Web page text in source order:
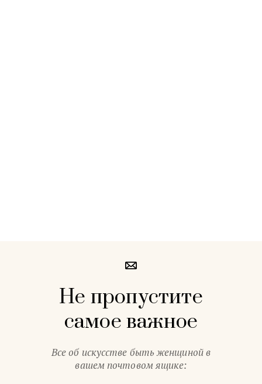
Не пропустите
самое важное
Все об искусстве быть женщиной в
вашем почтовом ящике: